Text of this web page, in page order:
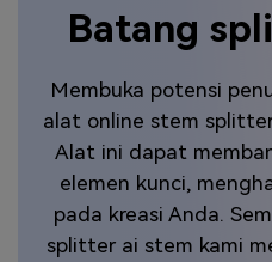
AI Audio
Model AI yang Didukung
Editor Video AI
Editor Gambar AI
Editor Audio AI
Find More Solutions >>
Efek Video
Efek Foto
Sumber Daya
Panduan Pengguna
Harga
Veo3
Batang
Membuka potensi
alat online stem
Alat ini dapat
elemen kunci,
pada kreasi Anda.
splitter ai stem kami